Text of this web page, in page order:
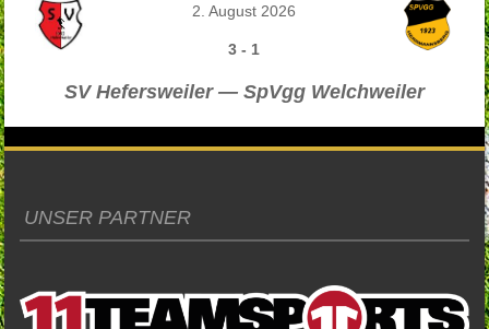
2. August 2026
3 - 1
SV Hefersweiler — SpVgg Welchweiler
UNSER PARTNER